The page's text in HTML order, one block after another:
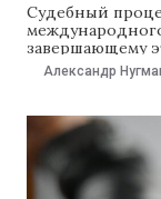
Судебный
завершающему
подсудимые,
министр Юрие
собственности
сообщил суду
Александр